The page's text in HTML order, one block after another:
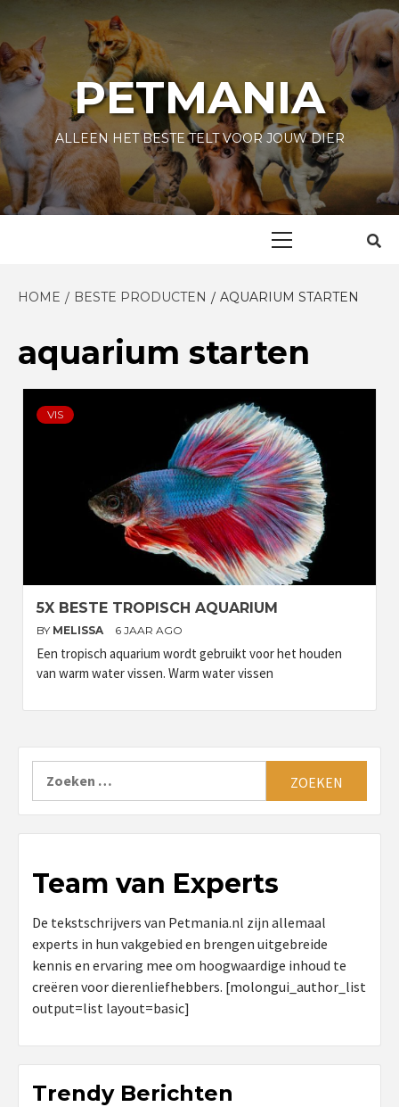
content
PETMANIA
ALLEEN HET BESTE TELT VOOR JOUW DIER
HOME BESTE PRODUCTEN AQUARIUM STARTEN
aquarium starten
VIS
5X BESTE TROPISCH AQUARIUM
BY MELISSA 6 JAAR AGO
Een tropisch aquarium wordt gebruikt voor het houden
van warm water vissen. Warm water vissen
Team van Experts
De tekstschrijvers van Petmania.nl zijn allemaal
experts in hun vakgebied en brengen uitgebreide
kennis en ervaring mee om hoogwaardige inhoud te
creëren voor dierenliefhebbers. [molongui_author_list
output=list layout=basic]
Trendy Berichten